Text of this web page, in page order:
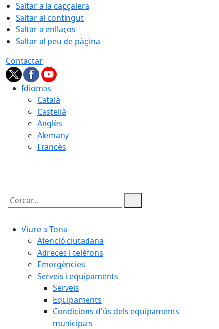
Saltar a la capçalera
Saltar al contingut
Saltar a enllaços
Saltar al peu de pàgina
Contactar
Idiomes
Català
Castellà
Anglès
Alemany
Francès
Cercar:
Viure a Tona
Atenció ciutadana
Adreces i telèfons
Emergències
Serveis i equipaments
Serveis
Equipaments
Condicions d'ús dels equipaments
municipals